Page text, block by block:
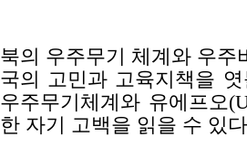
북의 우주무기 체계와 우주
국의 고민과 고육지책을
우주무기체계와 유에프오
한 자기 고백을 읽을 수 있